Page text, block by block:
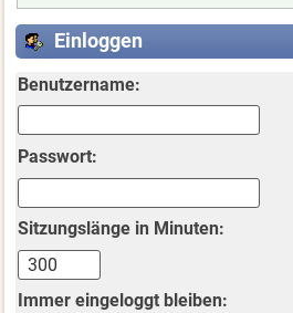
Einloggen
Benutzername:
Passwort:
Sitzungslänge in Minuten:
Immer eingeloggt bleiben: